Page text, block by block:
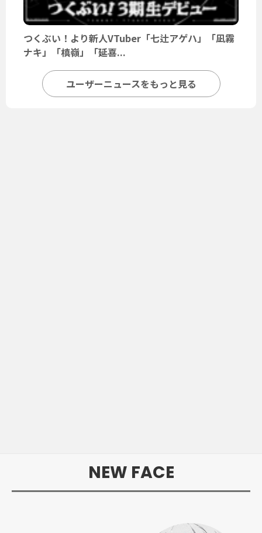
つくぶい！より新人VTuber「七辻アゲハ」「凪霧
ナキ」「槙嶺」「延喜...
ユーザーニュースをもっと見る
NEW FACE